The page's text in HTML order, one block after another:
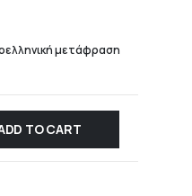
μετάφραση
TO CART